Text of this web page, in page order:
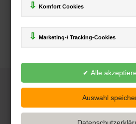
Komfort Cookies
Marketing-/ Tracking-Cookies
Deutsche-Buchhandlung.de
www.deutsche-buchhandlung.de ist ein
Handelsgesellschaft mbH
Powered by Inooga